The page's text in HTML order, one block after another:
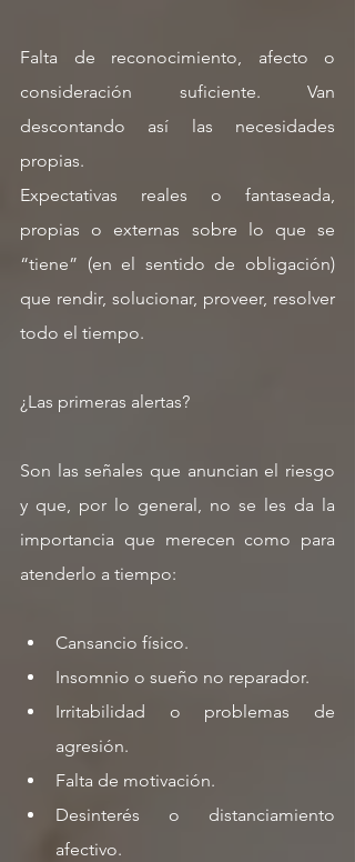
Falta de reconocimiento, afecto o
consideración suficiente. Van
descontando así las necesidades
propias.
Expectativas reales o fantaseada,
propias o externas sobre lo que se
“tiene” (en el sentido de obligación)
que rendir, solucionar, proveer, resolver
todo el tiempo.
¿Las primeras alertas?
Son las señales que anuncian el riesgo
y que, por lo general, no se les da la
importancia que merecen como para
atenderlo a tiempo:
Cansancio físico.
Insomnio o sueño no reparador.
Irritabilidad o problemas de
agresión.
Falta de motivación.
Desinterés o distanciamiento
afectivo.